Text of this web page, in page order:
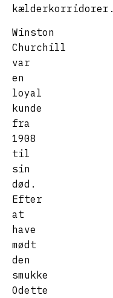
kælderkorridorer.
Winston
Churchill
var
en
loyal
kunde
fra
1908
til
sin
død.
Efter
at
have
mødt
den
smukke
Odette